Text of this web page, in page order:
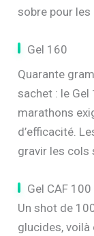
sobre pour les
Gel 160
Quarante
sachet : le
marathons
d’efficacité.
gravir les cols
Gel CAF 100
Un shot de
glucides,